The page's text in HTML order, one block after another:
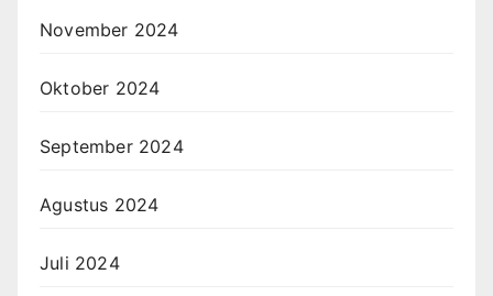
November 2024
Oktober 2024
September 2024
Agustus 2024
Juli 2024